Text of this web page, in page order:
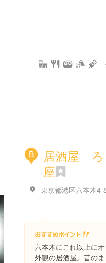
B
居酒屋 ろ
座
東京都港区六本木4-
六本木にこれ以上に
外観の居酒屋。昔の